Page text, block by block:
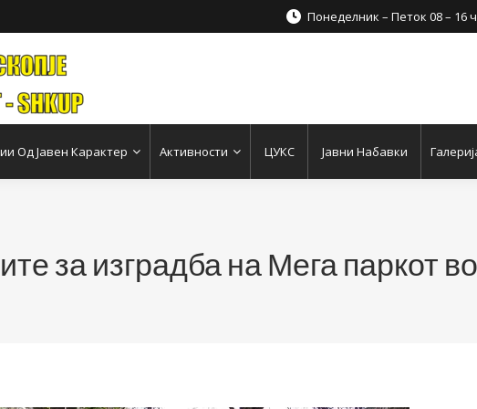
Понеделник – Петок 08 – 16
Од Јавен Карактер Активности ЦУКС Јавни Набавки
за изградба на Мега паркот